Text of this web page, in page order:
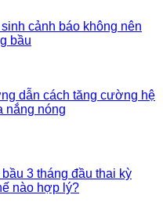
sinh cảnh báo không nên
bầu
dẫn cách tăng cường hệ
nắng nóng
bầu 3 tháng đầu thai kỳ
nào hợp lý?